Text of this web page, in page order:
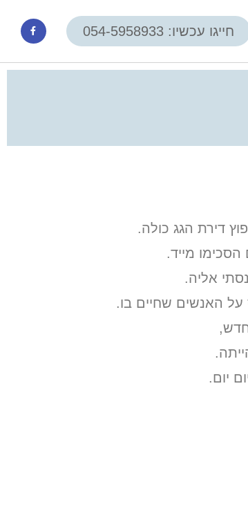
חייגו עכשיו: 054-5958933
מייד.
האנשים שחיים בו.
יום.